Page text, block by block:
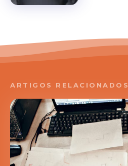
ARTIGOS RELACIONADOS